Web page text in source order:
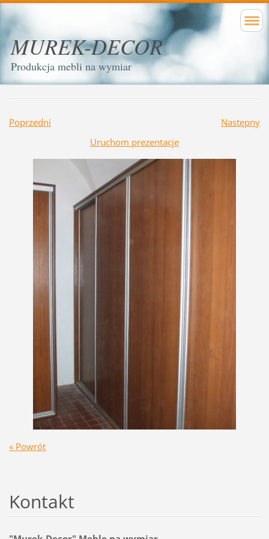
MUREK-DECOR
Produkcja mebli na wymiar
Poprzedni
Następny
Uruchom prezentację
« Powrót
Kontakt